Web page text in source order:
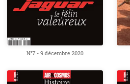
N°7 - 9 décembre 2020